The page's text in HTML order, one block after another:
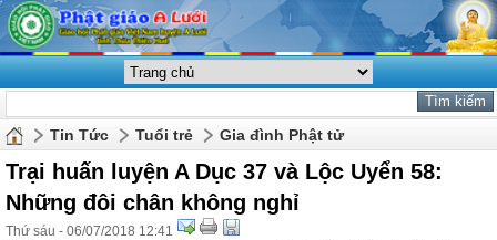
Tin Tức Tuổi trẻ Gia đình Phật tử
Trại huấn luyện A Dục 37 và Lộc Uyển 58:
Những đôi chân không nghỉ
Thứ sáu - 06/07/2018 12:41